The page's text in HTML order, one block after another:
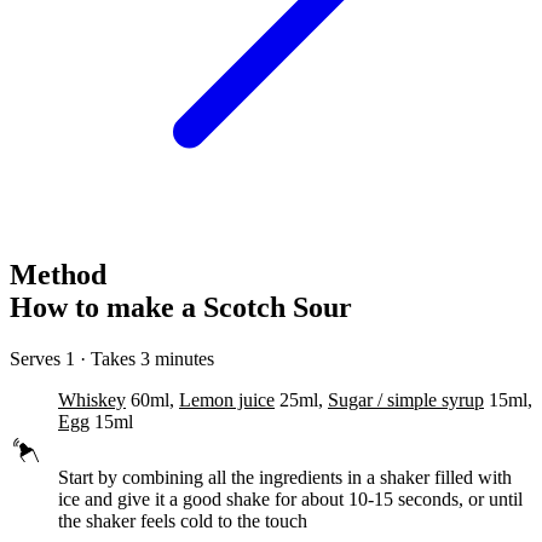
Method
How to make a Scotch Sour
Serves 1 · Takes 3 minutes
Whiskey 60ml, Lemon juice 25ml, Sugar / simple syrup 15ml,
Egg 15ml
Start by combining all the ingredients in a shaker filled with
ice and give it a good shake for about 10-15 seconds, or until
the shaker feels cold to the touch